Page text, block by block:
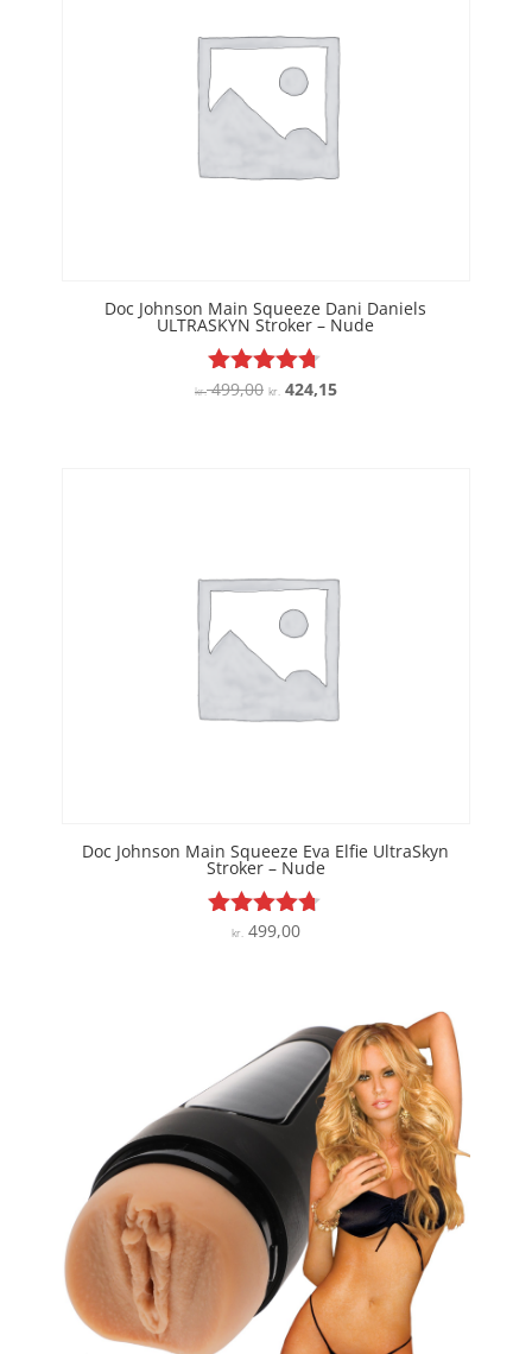
Doc Johnson Main Squeeze Dani Daniels
ULTRASKYN Stroker – Nude
Vurderet
kr.499,00 Den
kr.424,15Den
Doc Johnson Main Squeeze Eva Elfie UltraSkyn
Stroker – Nude
Vurderet
kr.499,00